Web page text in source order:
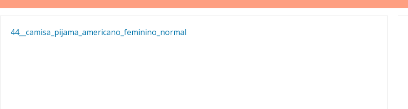
44__camisa_pijama_americano_feminino_normal